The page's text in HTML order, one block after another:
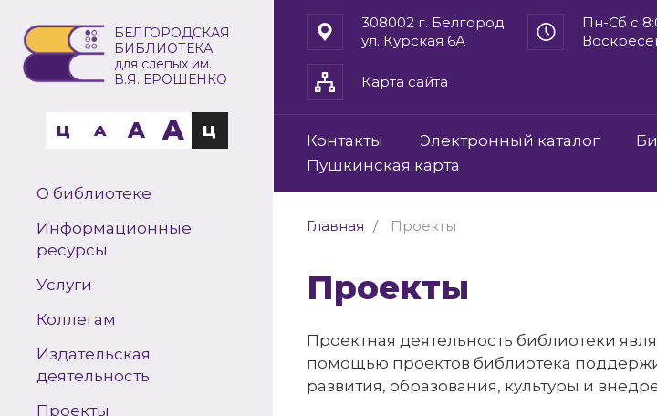
БЕЛГОРОДСКАЯ
БИБЛИОТЕКА
для слепых им.
В.Я. ЕРОШЕНКО
Ц A A A Ц
О библиотеке
Информационные
ресурсы
Услуги
Коллегам
Издательская
деятельность
Проекты
308002 г. Белгород
ул. Курская 6А
Пн-Сб с
Карта сайта
Контакты Электронный каталог
Пушкинская карта
Главная Проекты
Проекты
Проектная деятельность библиотеки
помощью проектов библиотека
развития, образования, культуры и